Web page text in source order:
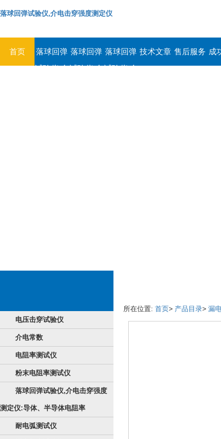
落球回弹试验仪,介电击穿强度测定仪
首页
落球回弹
试验仪,介
落球回弹
试验仪,介
落球回弹
试验仪,介
技术文章 售后服务 成
电压击穿试验仪
介电常数
电阻率测试仪
粉末电阻率测试仪
落球回弹试验仪,介电击穿强度
测定仪:导体、半导体电阻率
耐电弧测试仪
所在位置: 首页> 产品目录> 漏